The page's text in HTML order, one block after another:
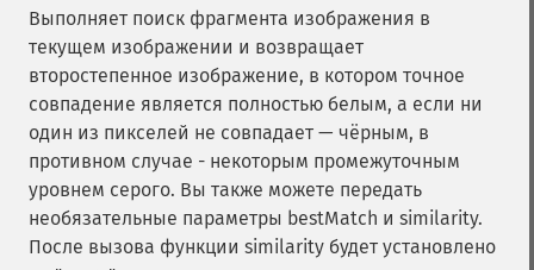
Выполняет поиск фрагмента изображения в
текущем изображении и возвращает
второстепенное изображение, в котором точное
совпадение является полностью белым, а если ни
один из пикселей не совпадает — чёрным, в
противном случае - некоторым промежуточным
уровнем серого. Вы также можете передать
необязательные параметры bestMatch и similarity.
После вызова функции similarity будет установлено
getImageBluePrimary
getImageBorderColor
getImageChannelDepth
getImageChannelDistortion
getImageChannelDistortions
getImageChannelKurtosis
getImageChannelMean
getImageChannelRange
getImageChannelStatistics